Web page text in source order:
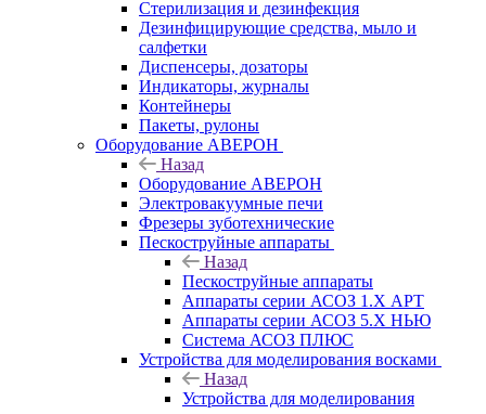
Стерилизация и дезинфекция
Дезинфицирующие средства, мыло и
салфетки
Диспенсеры, дозаторы
Индикаторы, журналы
Контейнеры
Пакеты, рулоны
Оборудование АВЕРОН
Назад
Оборудование АВЕРОН
Электровакуумные печи
Фрезеры зуботехнические
Пескоструйные аппараты
Назад
Пескоструйные аппараты
Аппараты серии АСОЗ 1.Х АРТ
Аппараты серии АСОЗ 5.Х НЬЮ
Система АСОЗ ПЛЮС
Устройства для моделирования восками
Назад
Устройства для моделирования